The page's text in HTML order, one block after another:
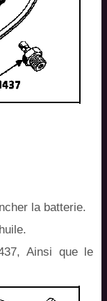
la batterie.
Ainsi que le